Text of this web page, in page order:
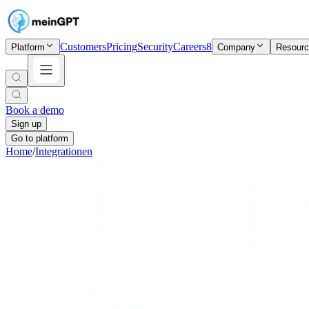
Platform CustomersPricingSecurityCareers8 Company
Book a demo
Sign up
Go to platform
Home/Integrationen